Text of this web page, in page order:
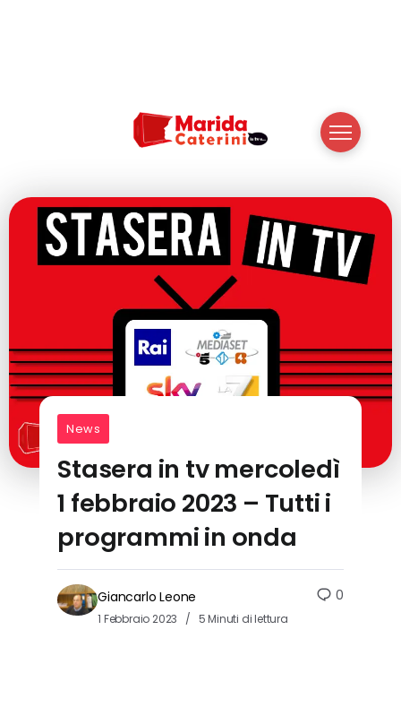
News
Stasera in tv mercoledì
1 febbraio 2023 – Tutti i
programmi in onda
Giancarlo Leone
1 Febbraio 2023 5 Minuti di lettura
0